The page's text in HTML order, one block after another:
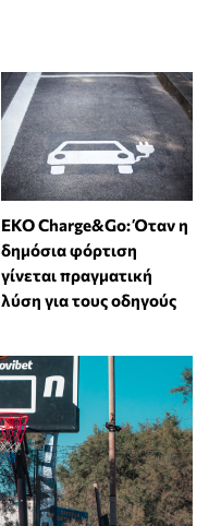
EKO Charge&Go: Όταν η
δημόσια φόρτιση
γίνεται πραγματική
λύση για τους οδηγούς